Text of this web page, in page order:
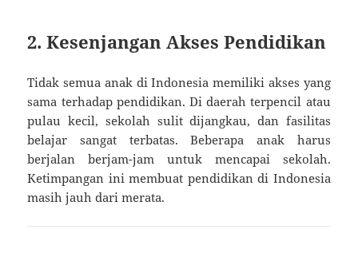
2. Kesenjangan Akses Pendidikan
Tidak semua anak di Indonesia memiliki akses yang
sama terhadap pendidikan. Di daerah terpencil atau
pulau kecil, sekolah sulit dijangkau, dan fasilitas
belajar sangat terbatas. Beberapa anak harus
berjalan berjam-jam untuk mencapai sekolah.
Ketimpangan ini membuat pendidikan di Indonesia
masih jauh dari merata.